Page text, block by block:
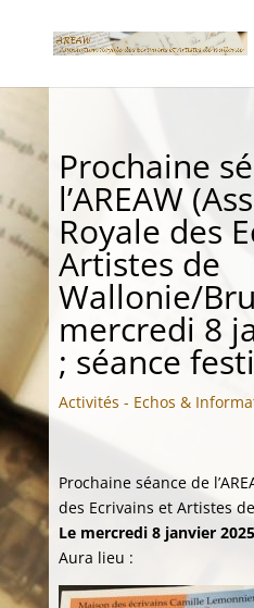
Prochaine
l’AREAW
Royale des
Artistes de
Wallonie/
mercredi 8
; séance
Activités - Echos &
Prochaine séance de
des Ecrivains et Artistes
Le mercredi 8 janvier
Aura lieu :